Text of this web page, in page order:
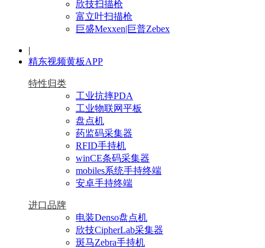
欣技扫描枪
富立叶扫描枪
巨盛Mexxen|巨普Zebex
|
精东视频黄板APP
特性归类
工业抗摔PDA
工业物联网平板
盘点机
药监码采集器
RFID手持机
winCE条码采集器
mobiles系统手持终端
安卓手持终端
进口品牌
电装Denso盘点机
欣技CipherLab采集器
斑马Zebra手持机